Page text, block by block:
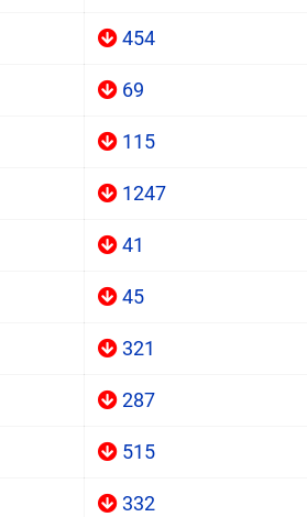
454
69
115
1247
41
45
321
287
515
332